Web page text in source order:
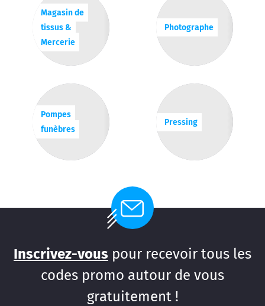
Magasin de
tissus &
Mercerie
Photographe
Pompes
funèbres
Pressing
Inscrivez-vous pour recevoir tous les
codes promo autour de vous
gratuitement !